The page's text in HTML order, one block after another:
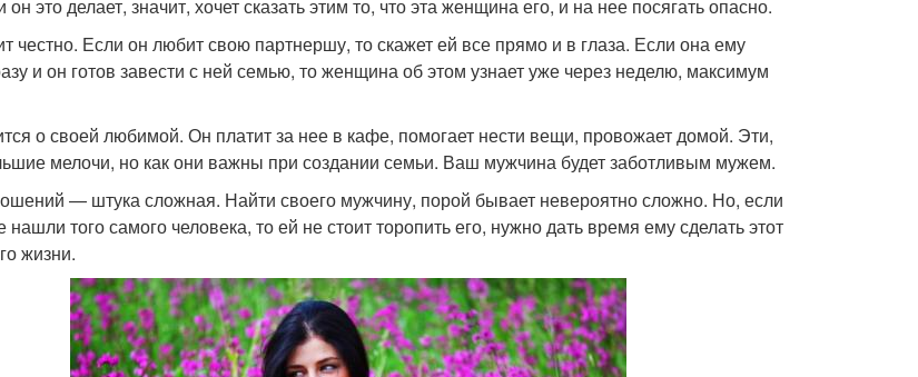
это делает, значит, хочет сказать этим то, что эта женщина его, и на нее посягать опасно.
честно. Если он любит свою партнершу, то скажет ей все прямо и в глаза. Если она ему
и он готов завести с ней семью, то женщина об этом узнает уже через неделю, максимум
о своей любимой. Он платит за нее в кафе, помогает нести вещи, провожает домой. Эти,
мелочи, но как они важны при создании семьи. Ваш мужчина будет заботливым мужем.
— штука сложная. Найти своего мужчину, порой бывает невероятно сложно. Но, если
того самого человека, то ей не стоит торопить его, нужно дать время ему сделать этот
жизни.